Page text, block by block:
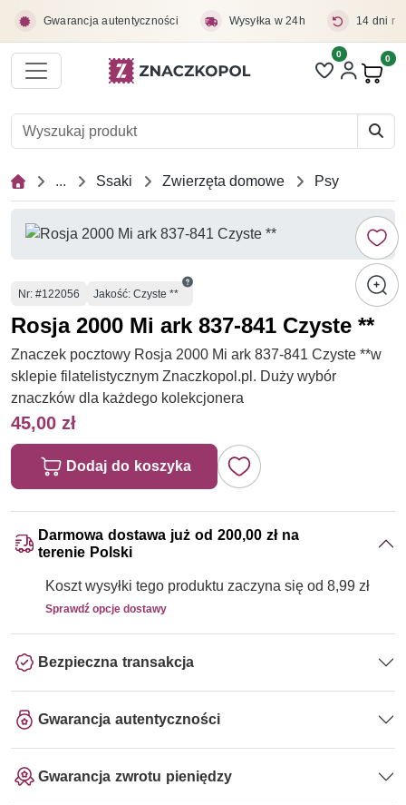
Gwarancja autentyczności Wysyłka w 24h 14 dni
Liczba pozycji
0 0
... Ssaki Zwierzęta domowe Psy
Numer
Nr: #122056 Jakość: Czyste **
Rosja 2000 Mi ark 837-841 Czyste **
Znaczek pocztowy Rosja 2000 Mi ark 837-841 Czyste **w
sklepie filatelistycznym Znaczkopol.pl. Duży wybór
znaczków dla każdego kolekcjonera
45,00 zł
Dodaj do koszyka
Darmowa dostawa już od 200,00 zł na
terenie Polski
Koszt wysyłki tego produktu zaczyna się od 8,99 zł
Sprawdź opcje dostawy
Bezpieczna transakcja
Gwarancja autentyczności
Gwarancja zwrotu pieniędzy